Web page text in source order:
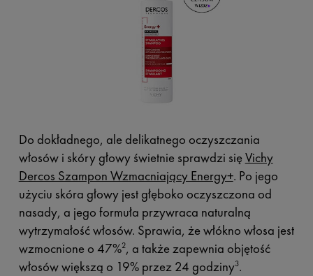
Do dokładnego, ale delikatnego oczyszczania
włosów i skóry głowy świetnie sprawdzi sięVichy
Dercos Szampon Wzmacniający Energy+. Po jego
użyciu skóra głowy jest głęboko oczyszczona od
nasady, a jego formuła przywraca naturalną
wytrzymałość włosów. Sprawia, że włókno włosa jest
wzmocnione o 47%2, a także zapewnia objętość
włosów większą o 19% przez 24 godziny3.